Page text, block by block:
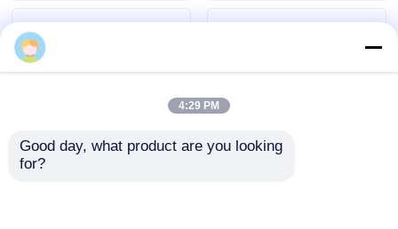
4:29 PM
Good day, what product are you looking
for?